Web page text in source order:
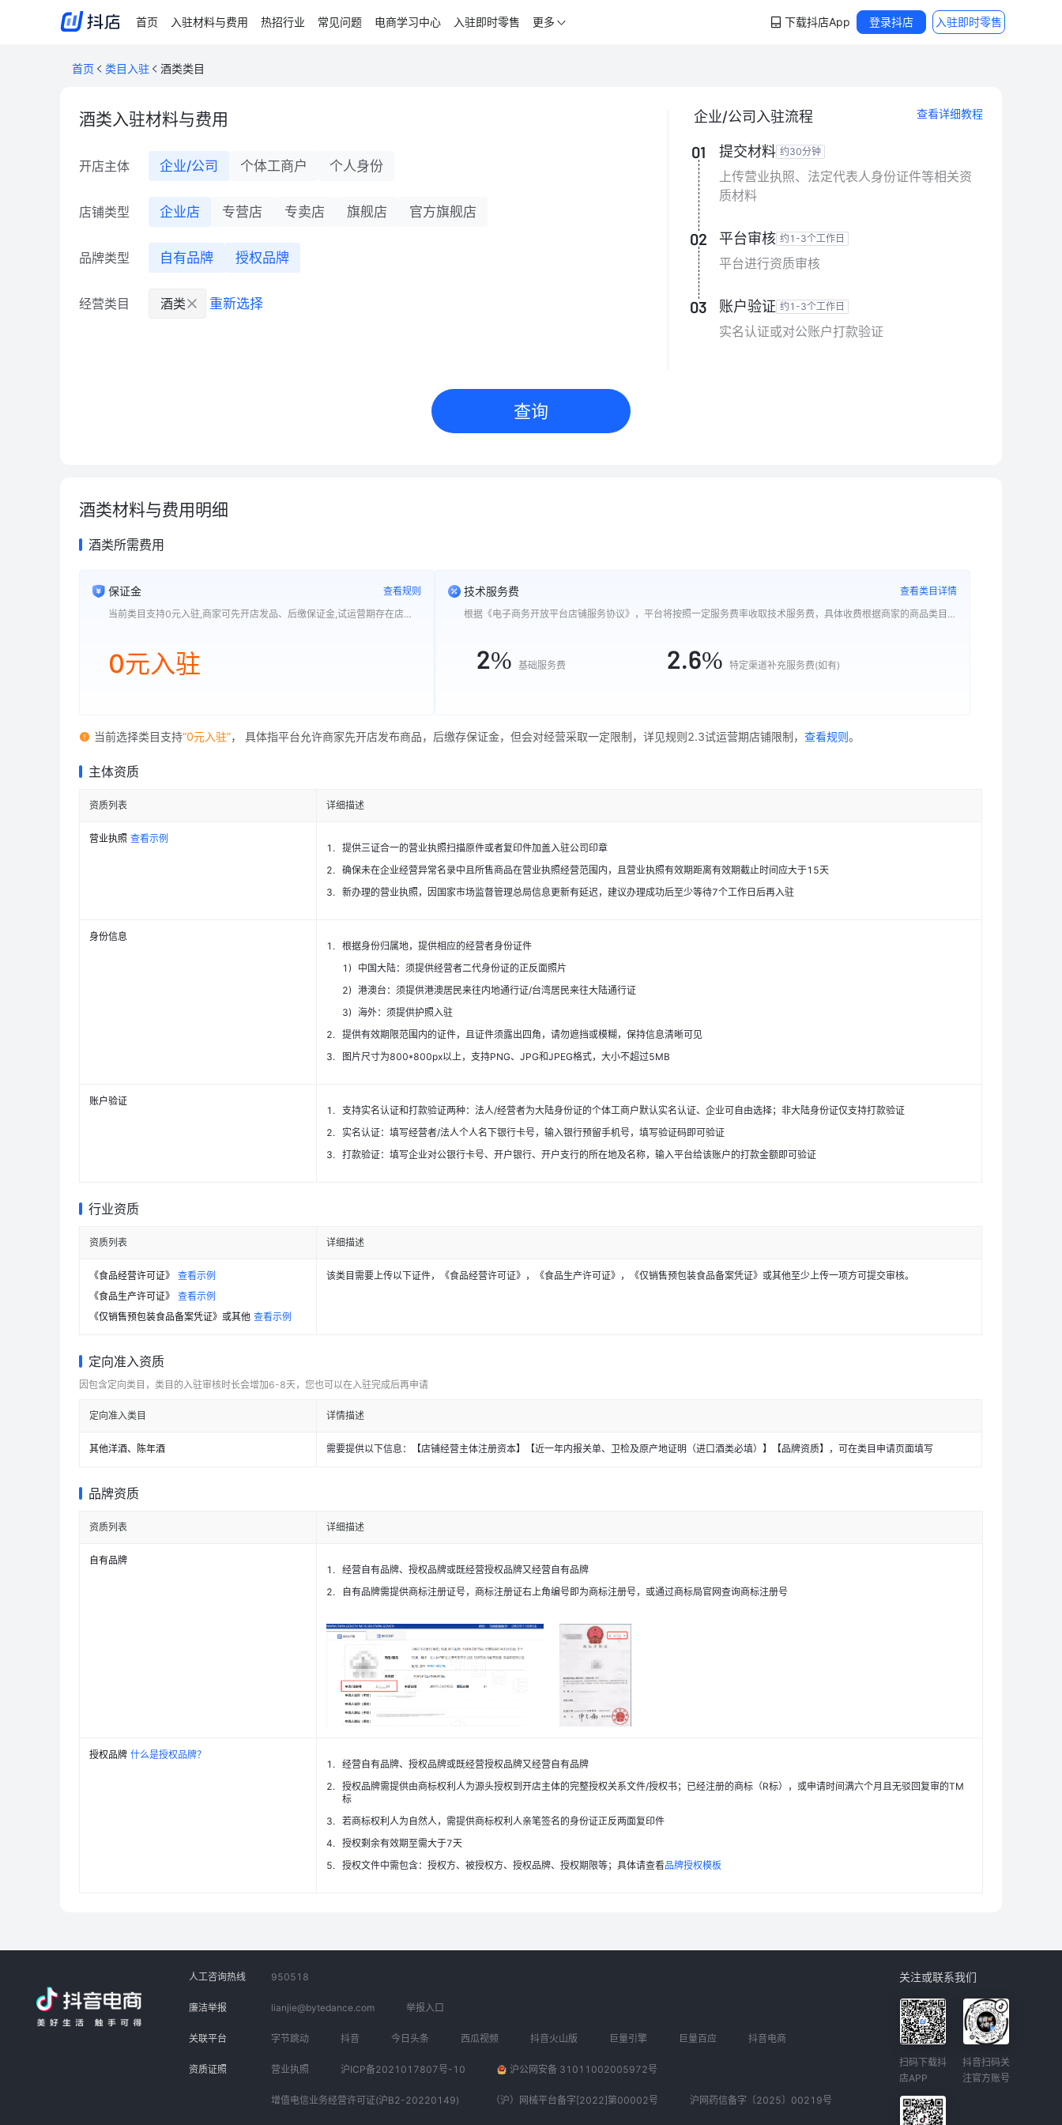
首页 入驻材料与费用 热招行业 常见问题 电商学习中心 入驻即时零售 更多 下载抖店App 登录抖店 入驻即时零售
首页 类目入驻 酒类类目
酒类入驻材料与费用
开店主体 企业/公司 个体工商户 个人身份
店铺类型 企业店 专营店 专卖店 旗舰店 官方旗舰店
品牌类型 自有品牌 授权品牌
经营类目 酒类 重新选择
企业/公司 入驻流程 查看详细教程
01 提交材料 约30分钟
上传营业执照、法定代表人身份证件等相关资
质材料
02 平台审核 约1-3个工作日
平台进行资质审核
03 账户验证 约1-3个工作日
实名认证或对公账户打款验证
查询
酒类材料与费用明细
酒类所需费用
保证金
查看规则
当前类目支持0元入驻,商家可先开店发品、后缴保证金,试运营期存在店铺限制
0元入驻
技术服务费
查看类目详情
根据《电子商务开放平台店铺服务协议》，平台将按照一定服务费率收取技术服务费，具体收费根据商家的商品类目及成交渠道综合确定， 包括基础技术服务费以及特定渠道补充技术服务费（如有）。具体规则详见
2% 基础服务费 2.6% 特定渠道补充服务费(如有)
当前选择类目支持“0元入驻”， 具体指平台允许商家先开店发布商品，后缴存保证金，但会对经营采取一定限制，详见规则2.3试运营期店铺限制， 查看规则。
主体资质
资质列表 详细描述
营业执照 查看示例
1 . 提供三证合一的营业执照扫描原件或者复印件加盖入驻公司印章
2. 确保未在企业经营异常名录中且所售商品在营业执照经营范围内，且营业执照有效期距离有效期截止时间应大于15天
3. 新办理的营业执照，因国家市场监督管理总局信息更新有延迟，建议办理成功后至少等待7个工作日后再入驻
身份信息
1 . 根据身份归属地，提供相应的经营者身份证件
1 )
中国大陆：须提供经营者二代身份证的正反面照片
2) 港澳台：须提供港澳居民来往内地通行证/台湾居民来往大陆通行证
3) 海外：须提供护照入驻
2. 提供有效期限范围内的证件，且证件须露出四角，请勿遮挡或模糊，保持信息清晰可见
3. 图片尺寸为800*800px以上，支持PNG、JPG和JPEG格式，大小不超过5MB
账户验证
1 .
支持实名认证和打款验证两种：法人/经营者为大陆身份证的个体工商户默认实名认证、企业可自由选择；非大陆身份证仅支持打款验证
2. 实名认证：填写经营者/法人个人名下银行卡号，输入银行预留手机号，填写验证码即可验证
3. 打款验证：填写企业对公银行卡号、开户银行、开户支行的所在地及名称，输入平台给该账户的打款金额即可验证
行业资质
资质列表 详细描述
《食品经营许可证》
查看示例
《食品生产许可证》
查看示例
《仅销售预包装食品备案凭证》或其他 查看示例
该类目需要上传以下证件，《食品经营许可证》，《食品生产许可证》，《仅销售预包装食品备案凭证》或其他至少上传一项方可提交审核。
定向准入资质
因包含定向类目，类目的入驻审核时长会增加6-8天，您也可以在入驻完成后再申请
定向准入类目 详情描述
其他洋酒、陈年酒 需要提供以下信息：【店铺经营主体注册资本】【近一年内报关单、卫检及原产地证明（进口酒类必填）】【品牌资质】，可在类目申请页面填写
品牌资质
资质列表 详细描述
自有品牌
1 . 经营自有品牌、授权品牌或既经营授权品牌又经营自有品牌
2. 自有品牌需提供商标注册证号，商标注册证右上角编号即为商标注册号，或通过商标局官网查询商标注册号
授权品牌 什么是授权品牌？
1 . 经营自有品牌、授权品牌或既经营授权品牌又经营自有品牌
2. 授权品牌需提供由商标权利人为源头授权到开店主体的完整授权关系文件/授权书；已经注册的商标（R标），或申请时间满六个月且无驳回复审的TM
标
3. 若商标权利人为自然人，需提供商标权利人亲笔签名的身份证正反两面复印件
4. 授权剩余有效期至需大于7天
5. 授权文件中需包含：授权方、被授权方、授权品牌、授权期限等；具体请查看品牌授权模板
人工咨询热线 950518
廉洁举报 lianjie@bytedance.com 举报入口
关联平台 字节跳动 抖音 今日头条 西瓜视频 抖音火山版 巨量引擎 巨量百应 抖音电商
资质证照 营业执照 沪ICP备2021017807号-10 沪公网安备 31011002005972号
增值电信业务经营许可证(沪B2-20220149) （沪）网械平台备字[2022]第00002号 沪网药信备字〔2025〕00219号
关注或联系我们
扫码下载抖
店APP
抖音扫码关
注官方账号